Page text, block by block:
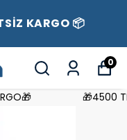
KARGO 📦
0
🎁4500 TL